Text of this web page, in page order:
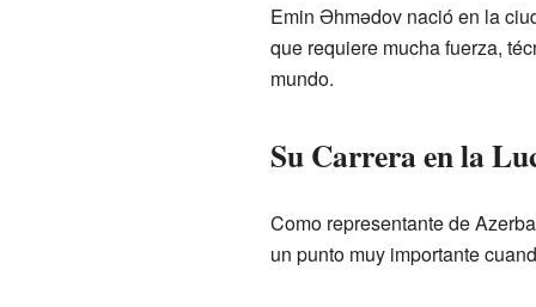
Emin Əhmədov nació en la
que requiere mucha fuerza,
mundo.
Su Carrera en la
Como representante de
un punto muy importante